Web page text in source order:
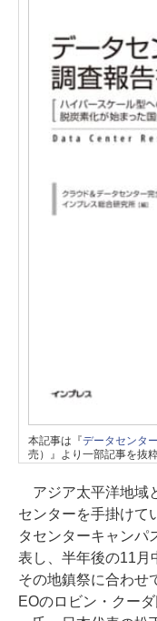
本記事は『データセンタ
売）』より一部記事を抜
アジア太平洋地域
センターを手掛けて
タセンターキャンパ
表し、半年後の11月
その地鎮祭に合わせ
EOのロビン・クー